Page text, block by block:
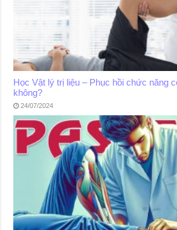
Học Vật lý trị liệu – Phục hồi chức năng
không?
24/07/2024